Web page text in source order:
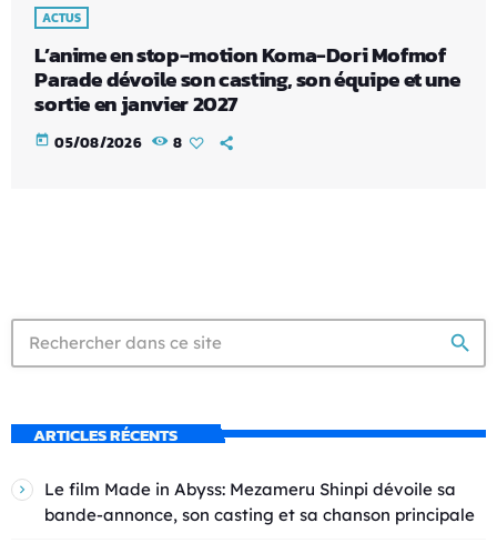
ACTUS
L’anime en stop-motion Koma-Dori Mofmof
Parade dévoile son casting, son équipe et une
sortie en janvier 2027
today 05/08/2026 8
search
ARTICLES RÉCENTS
Le film Made in Abyss: Mezameru Shinpi dévoile sa
bande-annonce, son casting et sa chanson principale